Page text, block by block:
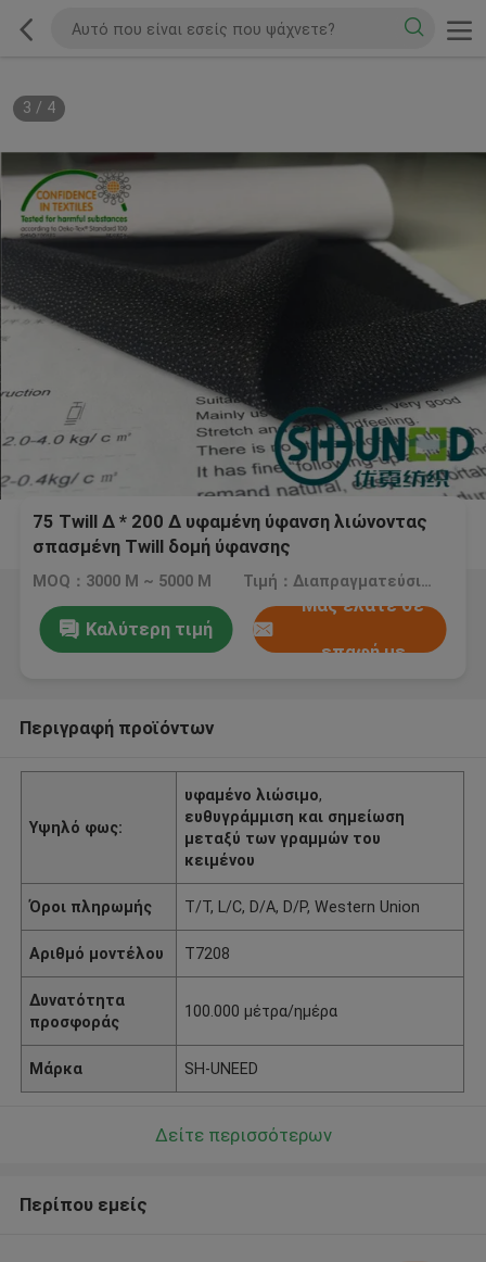
3 / 4
75 Twill Δ * 200 Δ υφαμένη ύφανση λιώνοντας
σπασμένη Twill δομή ύφανσης
MOQ：3000 Μ ~ 5000 Μ Τιμή：Διαπραγματεύσιμος
Καλύτερη τιμή
Μας ελάτε σε
επαφή με
Περιγραφή προϊόντων
Υψηλό φως:
υφαμένο λιώσιμο,
ευθυγράμμιση και σημείωση
μεταξύ των γραμμών του
κειμένου
Όροι πληρωμής T/T, L/C, D/A, D/P, Western Union
Αριθμό μοντέλου T7208
Δυνατότητα
προσφοράς
100.000 μέτρα/ημέρα
Μάρκα SH-UNEED
Δείτε περισσότερων
Περίπου εμείς